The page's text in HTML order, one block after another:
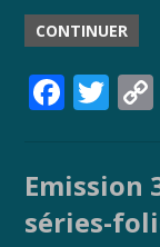
CONTINUER
F
e
b
o
T
er
Emission
séries-